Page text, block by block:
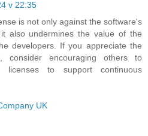
v 22:35
is not only against the software's
also undermines the value of the
developers. If you appreciate the
consider encouraging others to
licenses to support continuous
UK